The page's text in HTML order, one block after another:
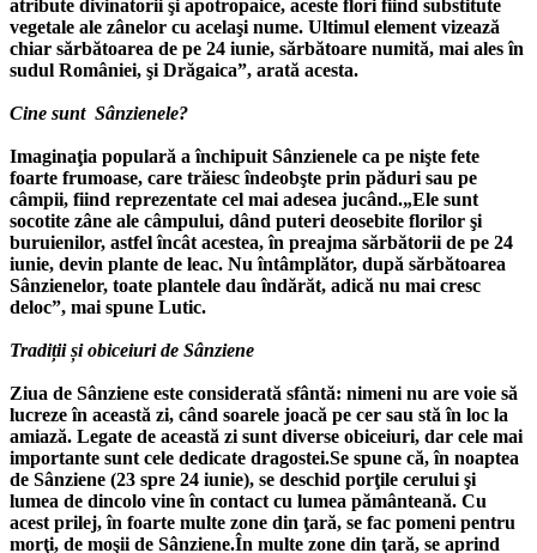
atribute divinatorii şi apotropaice, aceste flori fiind substitute
vegetale ale zânelor cu acelaşi nume. Ultimul element vizează
chiar sărbătoarea de pe 24 iunie, sărbătoare numită, mai ales în
sudul României, şi Drăgaica”, arată acesta.
Cine sunt Sânzienele?
Imaginaţia populară a închipuit Sânzienele ca pe nişte fete
foarte frumoase, care trăiesc îndeobşte prin păduri sau pe
câmpii, fiind reprezentate cel mai adesea jucând.„Ele sunt
socotite zâne ale câmpului, dând puteri deosebite florilor şi
buruienilor, astfel încât acestea, în preajma sărbătorii de pe 24
iunie, devin plante de leac. Nu întâmplător, după sărbătoarea
Sânzienelor, toate plantele dau îndărăt, adică nu mai cresc
deloc”, mai spune Lutic.
Tradiții și obiceiuri de Sânziene
Ziua de Sânziene este considerată sfântă: nimeni nu are voie să
lucreze în această zi, când soarele joacă pe cer sau stă în loc la
amiază. Legate de această zi sunt diverse obiceiuri, dar cele mai
importante sunt cele dedicate dragostei.Se spune că, în noaptea
de Sânziene (23 spre 24 iunie), se deschid porţile cerului şi
lumea de dincolo vine în contact cu lumea pământeană. Cu
acest prilej, în foarte multe zone din ţară, se fac pomeni pentru
morţi, de moşii de Sânziene.În multe zone din ţară, se aprind